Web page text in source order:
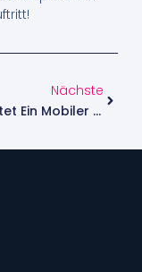
Nächste
Was Kostet Ein Mobiler Messestand? Der Große Preisguide